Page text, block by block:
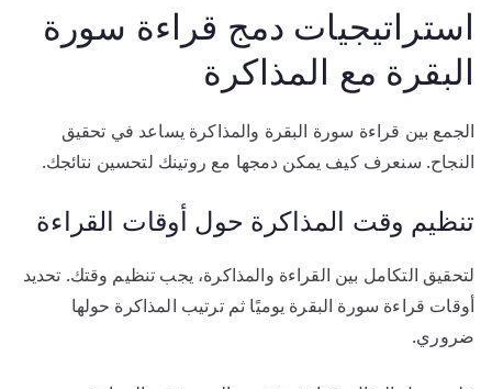
استراتيجيات دمج قراءة سورة
البقرة مع المذاكرة
الجمع بين قراءة سورة البقرة والمذاكرة يساعد في تحقيق
النجاح. سنعرف كيف يمكن دمجها مع روتينك لتحسين نتائجك.
تنظيم وقت المذاكرة حول أوقات القراءة
لتحقيق التكامل بين القراءة والمذاكرة، يجب تنظيم وقتك. تحديد
أوقات قراءة سورة البقرة يوميًا ثم ترتيب المذاكرة حولها
ضروري.